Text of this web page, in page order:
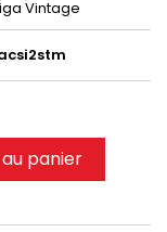
Vintage
panier